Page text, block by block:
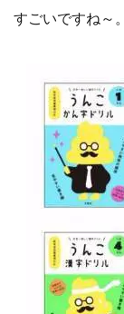
すごいですね～